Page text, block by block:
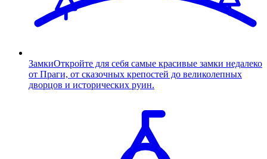
ЗамкиОткройте для себя самые красивые замки недалеко
от Праги, от сказочных крепостей до великолепных
дворцов и исторических руин.